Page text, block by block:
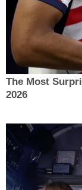
The Most
2026